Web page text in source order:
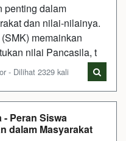
penting dalam
dan nilai-nilainya.
memainkan
nilai Pancasila, t
- Dilihat 2329 kali
Peran Siswa
dalam Masyarakat